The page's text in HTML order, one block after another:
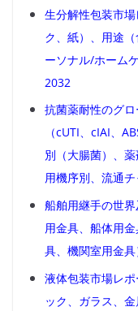
生分解性包装市
ク、紙）、用途
ーソナル/ホーム
2032
抗菌薬耐性のグ
（cUTI、cIAI、
別（大腸菌）、
用機序別、流通
船舶用継手の世
用金具、船体用
具、機関室用金具
液体包装市場レ
ック、ガラス、